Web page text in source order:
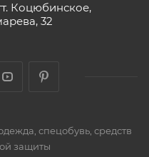
Коцюбинское,
32
спецобувь, средств
защиты